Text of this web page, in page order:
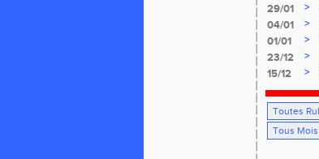
29/01
>
04/01
>
01/01
>
23/12
>
15/12
>